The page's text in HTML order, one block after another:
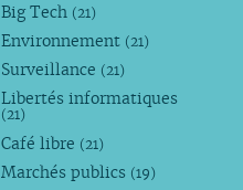
Big Tech (21)
Environnement (21)
Surveillance (21)
Libertés informatiques
(21)
Café libre (21)
Marchés publics (19)